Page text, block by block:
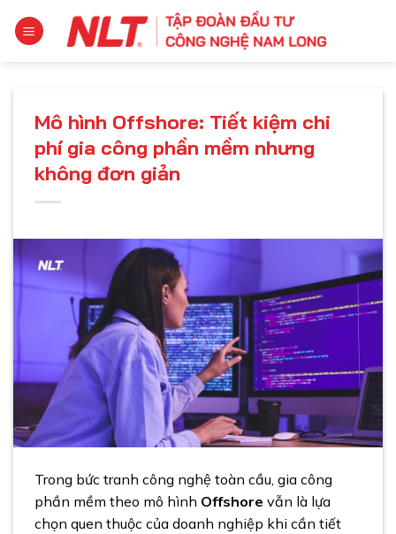
đến
Mô hình Offshore: Tiết kiệm chi
phí gia công phần mềm nhưng
không đơn giản
Trong bức tranh công nghệ toàn cầu, gia công
phần mềm theo mô hình Offshore vẫn là lựa
chọn quen thuộc của doanh nghiệp khi cần tiết